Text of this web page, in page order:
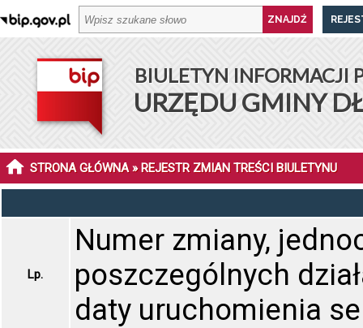
BIULETYN INFORMACJI
URZĘDU GMINY
STRONA GŁÓWNA» REJESTR ZMIAN TREŚCI BIULETYNU
Lp.
Numer zmiany,
poszczególnych
daty uruchomienia